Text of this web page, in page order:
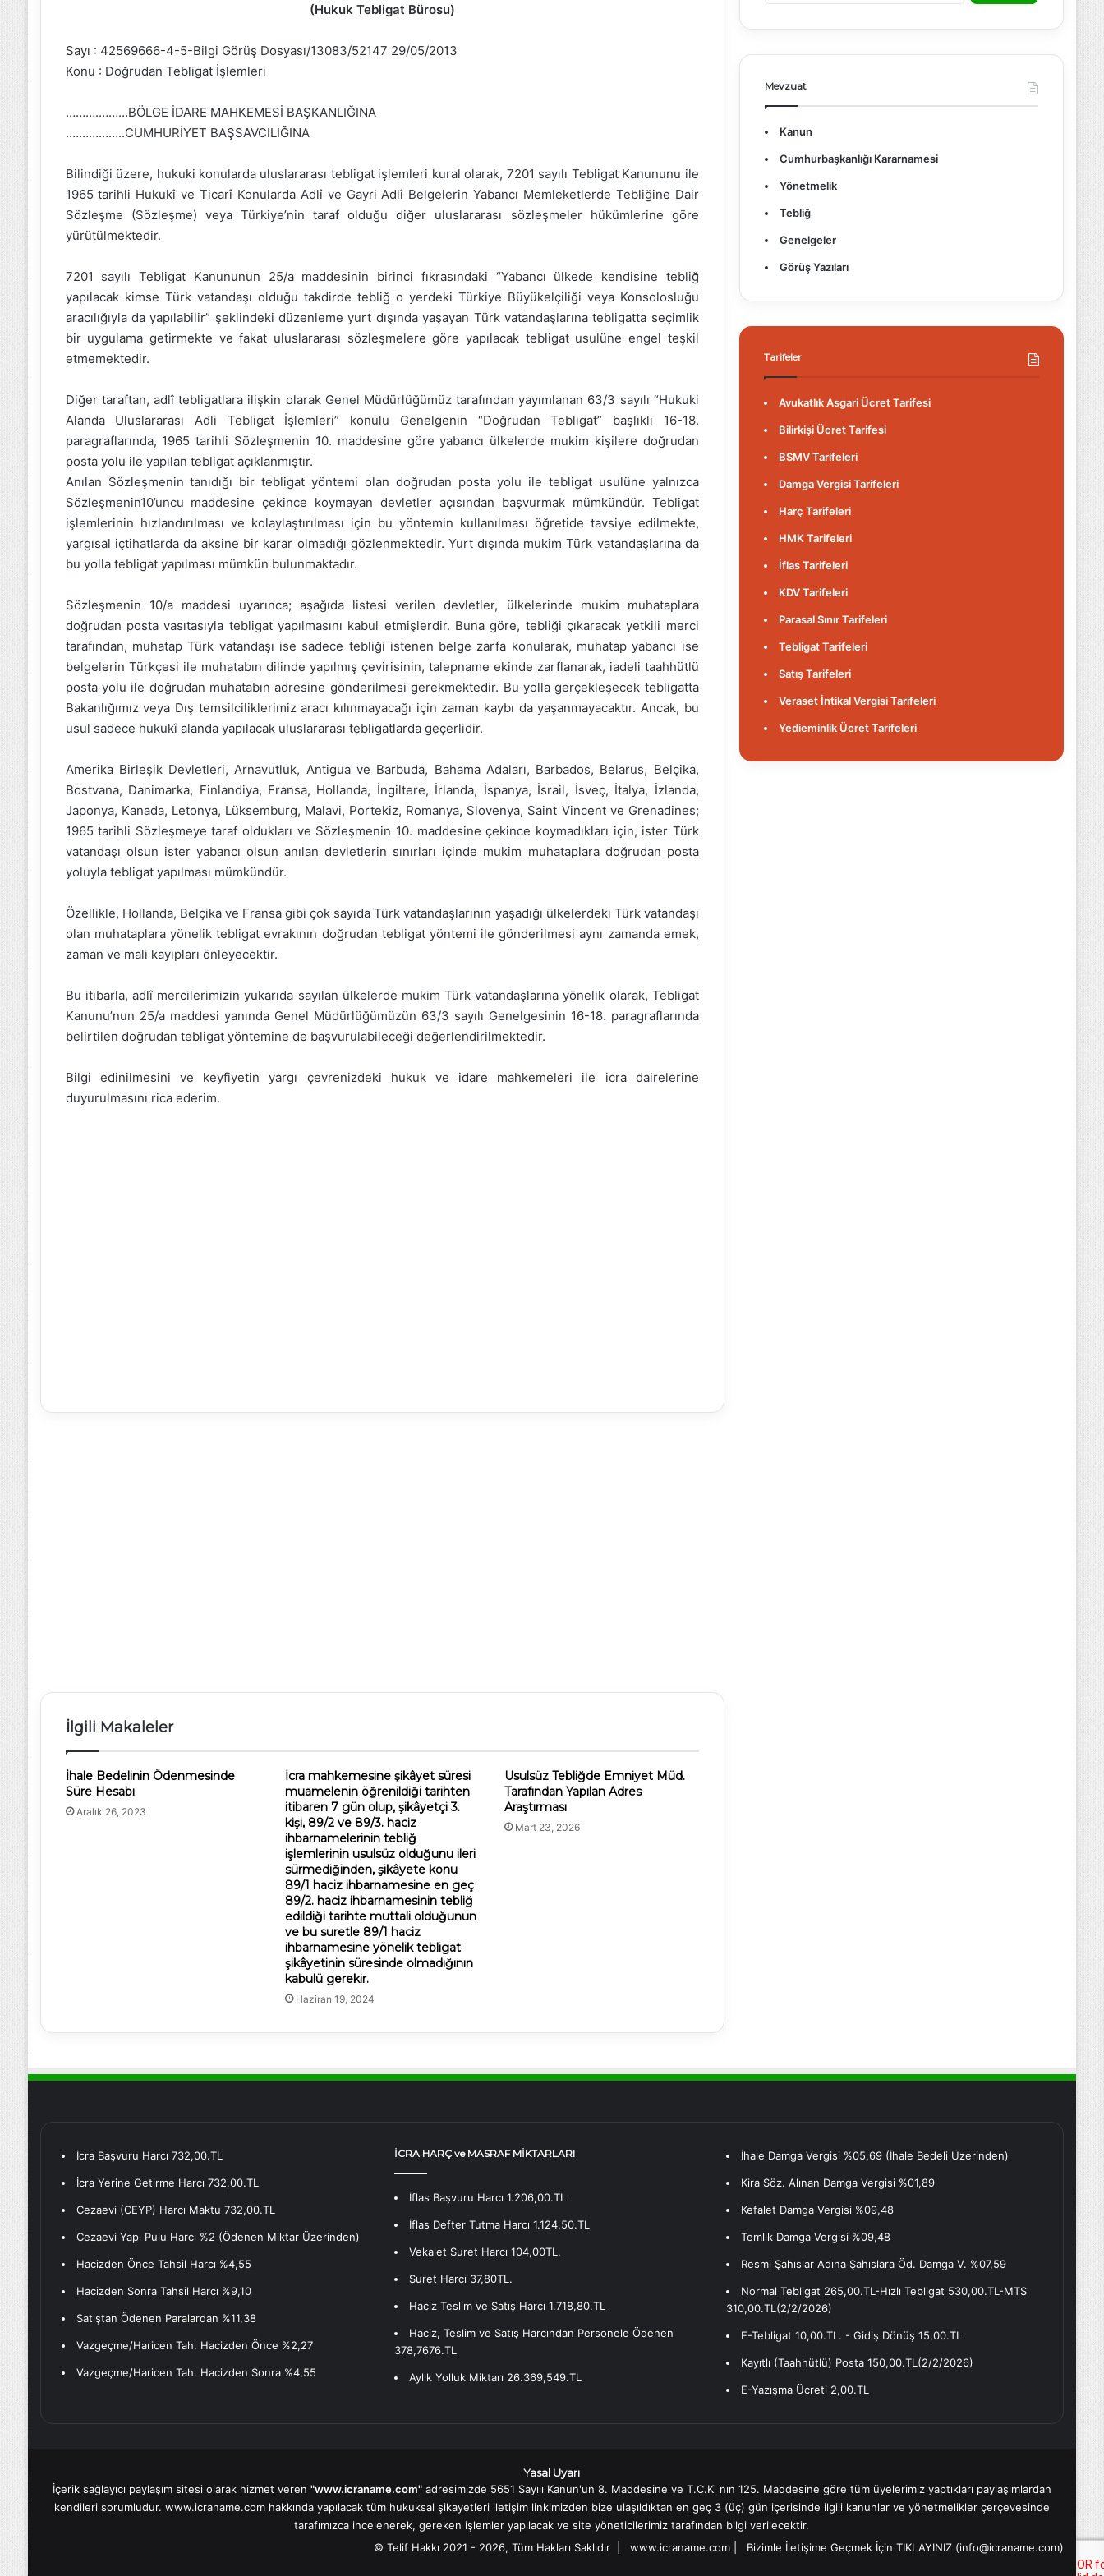
(Hukuk Tebligat Bürosu)
Sayı : 42569666-4-5-Bilgi Görüş Dosyası/13083/52147 29/05/2013
Konu : Doğrudan Tebligat İşlemleri
……….………BÖLGE İDARE MAHKEMESİ BAŞKANLIĞINA
.……………..CUMHURİYET BAŞSAVCILIĞINA
Bilindiği üzere, hukuki konularda uluslararası tebligat işlemleri kural olarak, 7201 sayılı Tebligat Kanununu ile
1965 tarihli Hukukî ve Ticarî Konularda Adlî ve Gayri Adlî Belgelerin Yabancı Memleketlerde Tebliğine Dair
Sözleşme (Sözleşme) veya Türkiye’nin taraf olduğu diğer uluslararası sözleşmeler hükümlerine göre
yürütülmektedir.
7201 sayılı Tebligat Kanununun 25/a maddesinin birinci fıkrasındaki “Yabancı ülkede kendisine tebliğ
yapılacak kimse Türk vatandaşı olduğu takdirde tebliğ o yerdeki Türkiye Büyükelçiliği veya Konsolosluğu
aracılığıyla da yapılabilir” şeklindeki düzenleme yurt dışında yaşayan Türk vatandaşlarına tebligatta seçimlik
bir uygulama getirmekte ve fakat uluslararası sözleşmelere göre yapılacak tebligat usulüne engel teşkil
etmemektedir.
Diğer taraftan, adlî tebligatlara ilişkin olarak Genel Müdürlüğümüz tarafından yayımlanan 63/3 sayılı “Hukuki
Alanda Uluslararası Adli Tebligat İşlemleri” konulu Genelgenin “Doğrudan Tebligat” başlıklı 16-18.
paragraflarında, 1965 tarihli Sözleşmenin 10. maddesine göre yabancı ülkelerde mukim kişilere doğrudan
posta yolu ile yapılan tebligat açıklanmıştır.
Anılan Sözleşmenin tanıdığı bir tebligat yöntemi olan doğrudan posta yolu ile tebligat usulüne yalnızca
Sözleşmenin10’uncu maddesine çekince koymayan devletler açısından başvurmak mümkündür. Tebligat
işlemlerinin hızlandırılması ve kolaylaştırılması için bu yöntemin kullanılması öğretide tavsiye edilmekte,
yargısal içtihatlarda da aksine bir karar olmadığı gözlenmektedir. Yurt dışında mukim Türk vatandaşlarına da
bu yolla tebligat yapılması mümkün bulunmaktadır.
Sözleşmenin 10/a maddesi uyarınca; aşağıda listesi verilen devletler, ülkelerinde mukim muhataplara
doğrudan posta vasıtasıyla tebligat yapılmasını kabul etmişlerdir. Buna göre, tebliği çıkaracak yetkili merci
tarafından, muhatap Türk vatandaşı ise sadece tebliği istenen belge zarfa konularak, muhatap yabancı ise
belgelerin Türkçesi ile muhatabın dilinde yapılmış çevirisinin, talepname ekinde zarflanarak, iadeli taahhütlü
posta yolu ile doğrudan muhatabın adresine gönderilmesi gerekmektedir. Bu yolla gerçekleşecek tebligatta
Bakanlığımız veya Dış temsilciliklerimiz aracı kılınmayacağı için zaman kaybı da yaşanmayacaktır. Ancak, bu
usul sadece hukukî alanda yapılacak uluslararası tebligatlarda geçerlidir.
Amerika Birleşik Devletleri, Arnavutluk, Antigua ve Barbuda, Bahama Adaları, Barbados, Belarus, Belçika,
Bostvana, Danimarka, Finlandiya, Fransa, Hollanda, İngiltere, İrlanda, İspanya, İsrail, İsveç, İtalya, İzlanda,
Japonya, Kanada, Letonya, Lüksemburg, Malavi, Portekiz, Romanya, Slovenya, Saint Vincent ve Grenadines;
1965 tarihli Sözleşmeye taraf oldukları ve Sözleşmenin 10. maddesine çekince koymadıkları için, ister Türk
vatandaşı olsun ister yabancı olsun anılan devletlerin sınırları içinde mukim muhataplara doğrudan posta
yoluyla tebligat yapılması mümkündür.
Özellikle, Hollanda, Belçika ve Fransa gibi çok sayıda Türk vatandaşlarının yaşadığı ülkelerdeki Türk vatandaşı
olan muhataplara yönelik tebligat evrakının doğrudan tebligat yöntemi ile gönderilmesi aynı zamanda emek,
zaman ve mali kayıpları önleyecektir.
Bu itibarla, adlî mercilerimizin yukarıda sayılan ülkelerde mukim Türk vatandaşlarına yönelik olarak, Tebligat
Kanunu’nun 25/a maddesi yanında Genel Müdürlüğümüzün 63/3 sayılı Genelgesinin 16-18. paragraflarında
belirtilen doğrudan tebligat yöntemine de başvurulabileceği değerlendirilmektedir.
Bilgi edinilmesini ve keyfiyetin yargı çevrenizdeki hukuk ve idare mahkemeleri ile icra dairelerine
duyurulmasını rica ederim.
İlgili Makaleler
İhale Bedelinin Ödenmesinde
Süre Hesabı
Aralık 26, 2023
İcra mahkemesine şikâyet süresi
muamelenin öğrenildiği tarihten
itibaren 7 gün olup, şikâyetçi 3.
kişi, 89/2 ve 89/3. haciz
ihbarnamelerinin tebliğ
işlemlerinin usulsüz olduğunu ileri
sürmediğinden, şikâyete konu
89/1 haciz ihbarnamesine en geç
89/2. haciz ihbarnamesinin tebliğ
edildiği tarihte muttali olduğunun
ve bu suretle 89/1 haciz
ihbarnamesine yönelik tebligat
şikâyetinin süresinde olmadığının
kabulü gerekir.
Haziran 19, 2024
Usulsüz Tebliğde Emniyet Müd.
Tarafından Yapılan Adres
Araştırması
Mart 23, 2026
m
Mevzuat
Kanun
Cumhurbaşkanlığı Kararnamesi
Yönetmelik
Tebliğ
Genelgeler
Görüş Yazıları
Tarifeler
Avukatlık Asgari Ücret Tarifesi
Bilirkişi Ücret Tarifesi
BSMV Tarifeleri
Damga Vergisi Tarifeleri
Harç Tarifeleri
HMK Tarifeleri
İflas Tarifeleri
KDV Tarifeleri
Parasal Sınır Tarifeleri
Tebligat Tarifeleri
Satış Tarifeleri
Veraset İntikal Vergisi Tarifeleri
Yedieminlik Ücret Tarifeleri
İcra Başvuru Harcı 732,00.TL
İcra Yerine Getirme Harcı 732,00.TL
Cezaevi (CEYP) Harcı Maktu 732,00.TL
Cezaevi Yapı Pulu Harcı %2 (Ödenen Miktar Üzerinden)
Hacizden Önce Tahsil Harcı %4,55
Hacizden Sonra Tahsil Harcı %9,10
Satıştan Ödenen Paralardan %11,38
Vazgeçme/Haricen Tah. Hacizden Önce %2,27
Vazgeçme/Haricen Tah. Hacizden Sonra %4,55
İCRA HARÇ ve MASRAF MİKTARLARI
İflas Başvuru Harcı 1.206,00.TL
İflas Defter Tutma Harcı 1.124,50.TL
Vekalet Suret Harcı 104,00TL.
Suret Harcı 37,80TL.
Haciz Teslim ve Satış Harcı 1.718,80.TL
Haciz, Teslim ve Satış Harcından Personele Ödenen
378,7676.TL
Aylık Yolluk Miktarı 26.369,549.TL
İhale Damga Vergisi %05,69 (İhale Bedeli Üzerinden)
Kira Söz. Alınan Damga Vergisi %01,89
Kefalet Damga Vergisi %09,48
Temlik Damga Vergisi %09,48
Resmi Şahıslar Adına Şahıslara Öd. Damga V. %07,59
Normal Tebligat 265,00.TL-Hızlı Tebligat 530,00.TL-MTS
310,00.TL(2/2/2026)
E-Tebligat 10,00.TL. - Gidiş Dönüş 15,00.TL
Kayıtlı (Taahhütlü) Posta 150,00.TL(2/2/2026)
E-Yazışma Ücreti 2,00.TL
Yasal Uyarı
İçerik sağlayıcı paylaşım sitesi olarak hizmet veren "www.icraname.com"adresimizde 5651 Sayılı Kanun'un 8. Maddesine ve T.C.K' nın 125. Maddesine göre tüm üyelerimiz yaptıkları paylaşımlardan
kendileri sorumludur. www.icraname.com hakkında yapılacak tüm hukuksal şikayetleri iletişim linkimizden bize ulaşıldıktan en geç 3 (üç) gün içerisinde ilgili kanunlar ve yönetmelikler çerçevesinde
tarafımızca incelenerek, gereken işlemler yapılacak ve site yöneticilerimiz tarafından bilgi verilecektir.
© Telif Hakkı 2021 - 2026, Tüm Hakları Saklıdır |www.icraname.com Bizimle İletişime Geçmek İçin TIKLAYINIZ (info@icraname.com)